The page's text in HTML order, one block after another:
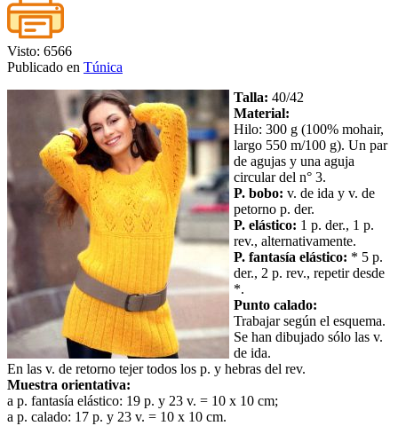
Visto: 6566
Publicado en Túnica
Talla: 40/42
Material:
Hilo: 300 g (100% mohair,
largo 550 m/100 g). Un par
de agujas y una aguja
circular del n° 3.
P. bobo: v. de ida y v. de
petorno p. der.
P. elástico: 1 p. der., 1 p.
rev., alternativamente.
P. fantasía elástico: * 5 p.
der., 2 p. rev., repetir desde
*.
Punto calado:
Trabajar según el esquema.
Se han dibujado sólo las v.
de ida.
En las v. de retorno tejer todos los p. y hebras del rev.
Muestra orientativa:
a p. fantasía elástico: 19 p. y 23 v. = 10 x 10 cm;
a p. calado: 17 p. y 23 v. = 10 x 10 cm.